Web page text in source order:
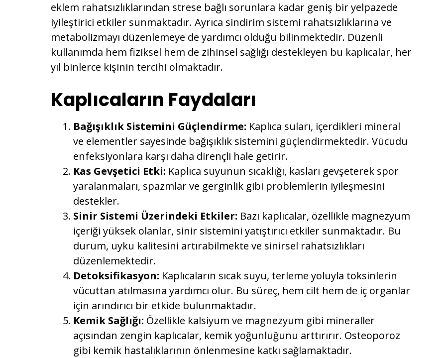
eklem rahatsızlıklarından strese bağlı sorunlara kadar geniş bir yelpazede
iyileştirici etkiler sunmaktadır. Ayrıca sindirim sistemi rahatsızlıklarına ve
metabolizmayı düzenlemeye de yardımcı olduğu bilinmektedir. Düzenli
kullanımda hem fiziksel hem de zihinsel sağlığı destekleyen bu kaplıcalar, her
yıl binlerce kişinin tercihi olmaktadır.
Kaplıcaların Faydaları
Bağışıklık Sistemini Güçlendirme: Kaplıca suları, içerdikleri mineral
ve elementler sayesinde bağışıklık sistemini güçlendirmektedir. Vücudu
enfeksiyonlara karşı daha dirençli hale getirir.
Kas Gevşetici Etki: Kaplıca suyunun sıcaklığı, kasları gevşeterek spor
yaralanmaları, spazmlar ve gerginlik gibi problemlerin iyileşmesini
destekler.
Sinir Sistemi Üzerindeki Etkiler: Bazı kaplıcalar, özellikle magnezyum
içeriği yüksek olanlar, sinir sistemini yatıştırıcı etkiler sunmaktadır. Bu
durum, uyku kalitesini artırabilmekte ve sinirsel rahatsızlıkları
düzenlemektedir.
Detoksifikasyon: Kaplıcaların sıcak suyu, terleme yoluyla toksinlerin
vücuttan atılmasına yardımcı olur. Bu süreç, hem cilt hem de iç organlar
için arındırıcı bir etkide bulunmaktadır.
Kemik Sağlığı: Özellikle kalsiyum ve magnezyum gibi mineraller
açısından zengin kaplıcalar, kemik yoğunluğunu arttırırır. Osteoporoz
gibi kemik hastalıklarının önlenmesine katkı sağlamaktadır.